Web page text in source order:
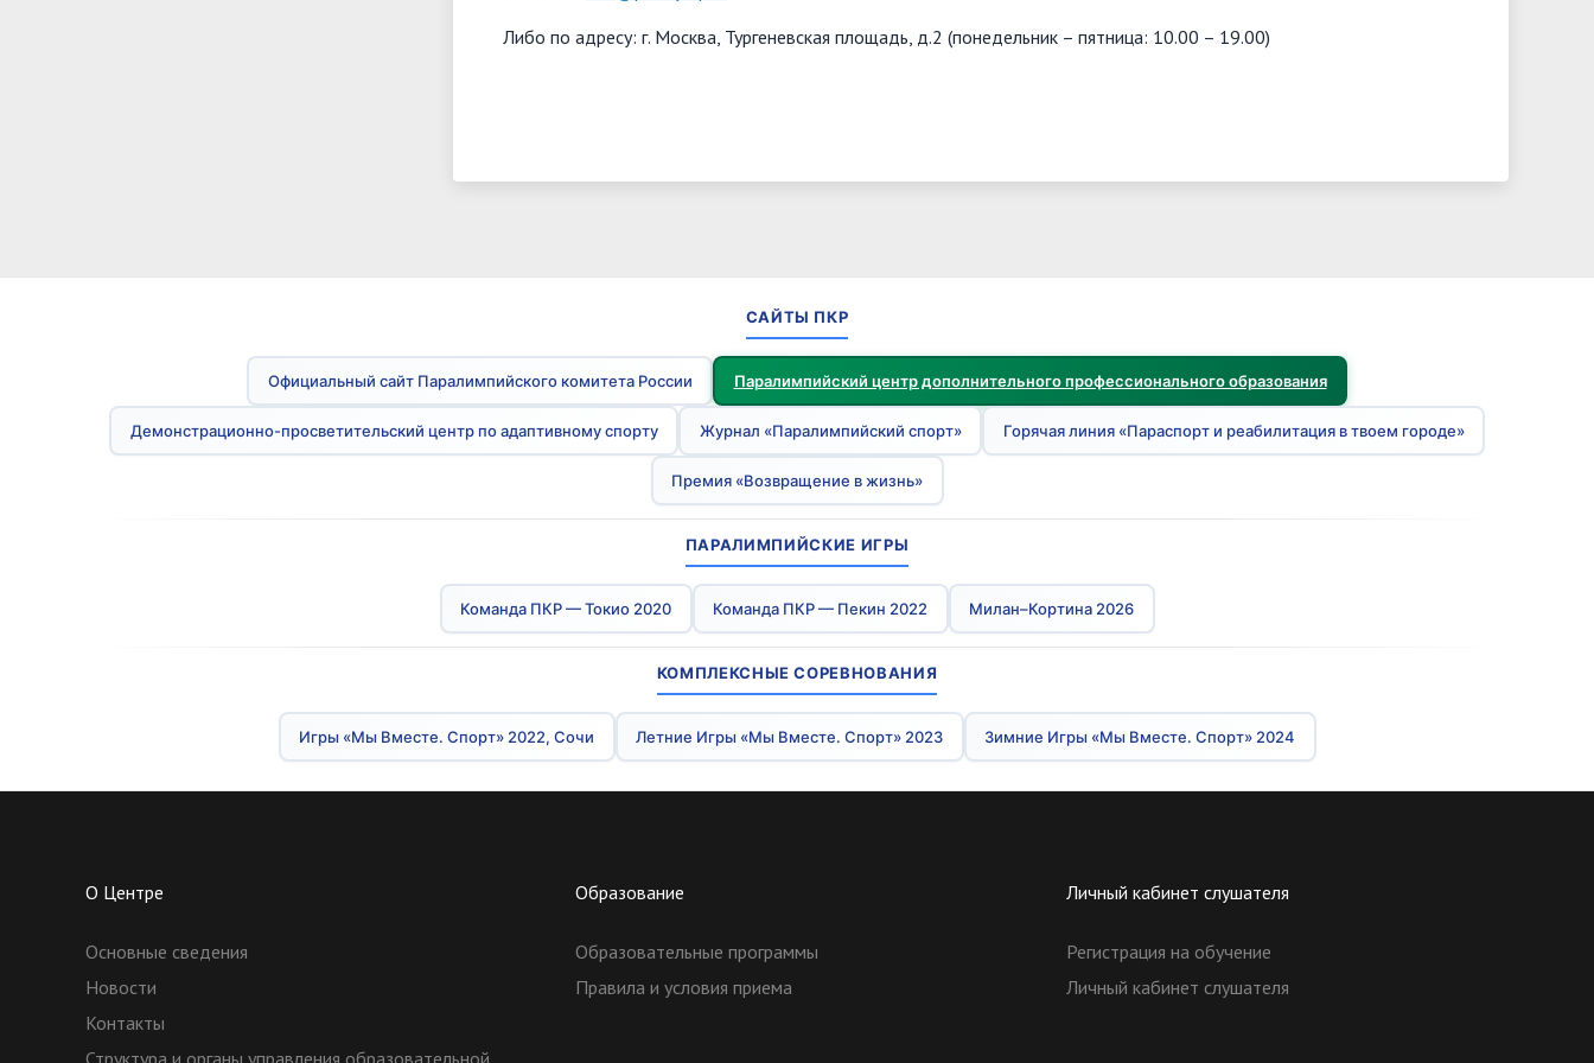
Либо по адресу: г. Москва, Тургеневская площадь, д.2 (понедельник – пятница: 10.00 – 19.00)
САЙТЫ ПКР
Официальный сайт Паралимпийского комитета России Паралимпийский центр дополнительного профессионального образования
Демонстрационно-просветительский центр по адаптивному спорту Журнал «Паралимпийский спорт» Горячая линия «Параспорт и реабилитация в твоем городе»
Премия «Возвращение в жизнь»
ПАРАЛИМПИЙСКИЕ ИГРЫ
Команда ПКР — Токио 2020 Команда ПКР — Пекин 2022 Милан–Кортина 2026
КОМПЛЕКСНЫЕ СОРЕВНОВАНИЯ
Игры «Мы Вместе. Спорт» 2022, Сочи Летние Игры «Мы Вместе. Спорт» 2023 Зимние Игры «Мы Вместе. Спорт» 2024
О Центре
Основные сведения
Новости
Контакты
Образование
Образовательные программы
Правила и условия приема
Личный кабинет слушателя
Регистрация на обучение
Личный кабинет слушателя